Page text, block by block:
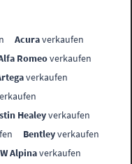
Acuraverkaufen
Romeoverkaufen
verkaufen
Healeyverkaufen
Bentleyverkaufen
Alpinaverkaufen